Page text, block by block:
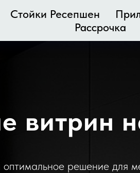
Стойки Ресепшен
Рассрочка
витрин
оптимальное решение для